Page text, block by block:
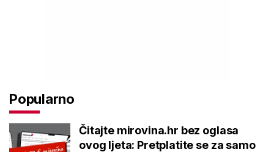
Popularno
Čitajte mirovina.hr bez oglasa
ovog ljeta: Pretplatite se za samo